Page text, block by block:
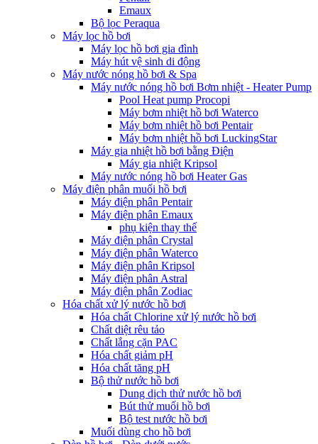
Emaux
Bộ lọc Peraqua
Máy lọc hồ bơi
Máy lọc hồ bơi gia đình
Máy hút vệ sinh di động
Máy nước nóng hồ bơi & Spa
Máy nước nóng hồ bơi Bơm nhiệt - Heater Pump
Pool Heat pump Procopi
Máy bơm nhiệt hồ bơi Waterco
Máy bơm nhiệt hồ bơi Pentair
Máy bơm nhiệt hồ bơi LuckingStar
Máy gia nhiệt hồ bơi bằng Điện
Máy gia nhiệt Kripsol
Máy nước nóng hồ bơi Heater Gas
Máy điện phân muối hồ bơi
Máy điện phân Pentair
Máy điện phân Emaux
phụ kiện thay thế
Máy điện phân Crystal
Máy điện phân Waterco
Máy điện phân Kripsol
Máy điện phân Astral
Máy điện phân Zodiac
Hóa chất xử lý nước hồ bơi
Hóa chất Chlorine xử lý nước hồ bơi
Chất diệt rêu tảo
Chất lắng cặn PAC
Hóa chất giảm pH
Hóa chất tăng pH
Bộ thử nước hồ bơi
Dung dịch thử nước hồ bơi
Bút thử muối hồ bơi
Bộ test nước hồ bơi
Muối dùng cho hồ bơi